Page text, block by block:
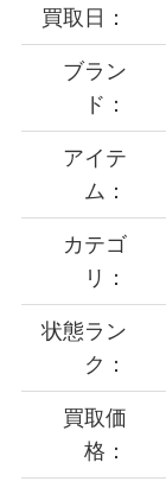
買取日：
ブラン
ド：
アイテ
ム：
カテゴ
リ：
状態ラン
ク：
買取価
格：